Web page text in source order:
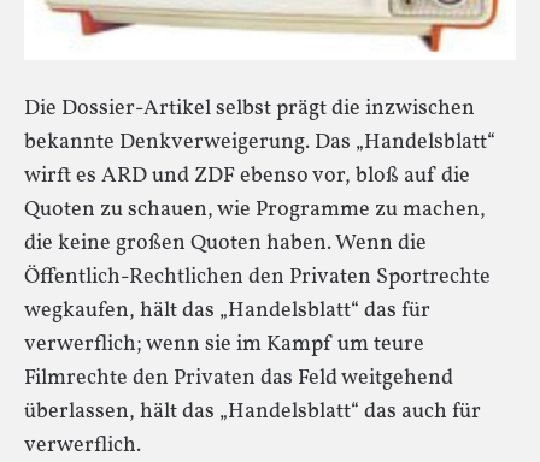
Die Dossier-Artikel selbst prägt die inzwischen
bekannte Denkverweigerung. Das „Handelsblatt“
wirft es ARD und ZDF ebenso vor, bloß auf die
Quoten zu schauen, wie Programme zu machen,
die keine großen Quoten haben. Wenn die
Öffentlich-Rechtlichen den Privaten Sportrechte
wegkaufen, hält das „Handelsblatt“ das für
verwerflich; wenn sie im Kampf um teure
Filmrechte den Privaten das Feld weitgehend
überlassen, hält das „Handelsblatt“ das auch für
verwerflich.